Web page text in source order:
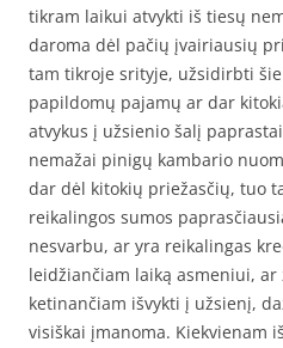
tikram laikui atvykti iš tiesų
daroma dėl pačių įvairiausių
tam tikroje srityje, užsidirbti
papildomų pajamų ar dar
atvykus į užsienio šalį
nemažai pinigų kambario
dar dėl kitokių priežasčių, tuo
reikalingos sumos
nesvarbu, ar yra reikalingas
leidžiančiam laiką asmeniui,
ketinančiam išvykti į užsienį,
visiškai įmanoma. Kiekvienam